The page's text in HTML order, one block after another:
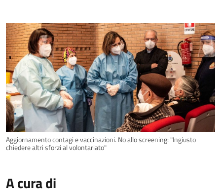
Aggiornamento contagi e vaccinazioni. No allo screening: "Ingiusto
chiedere altri sforzi al volontariato"
A cura di